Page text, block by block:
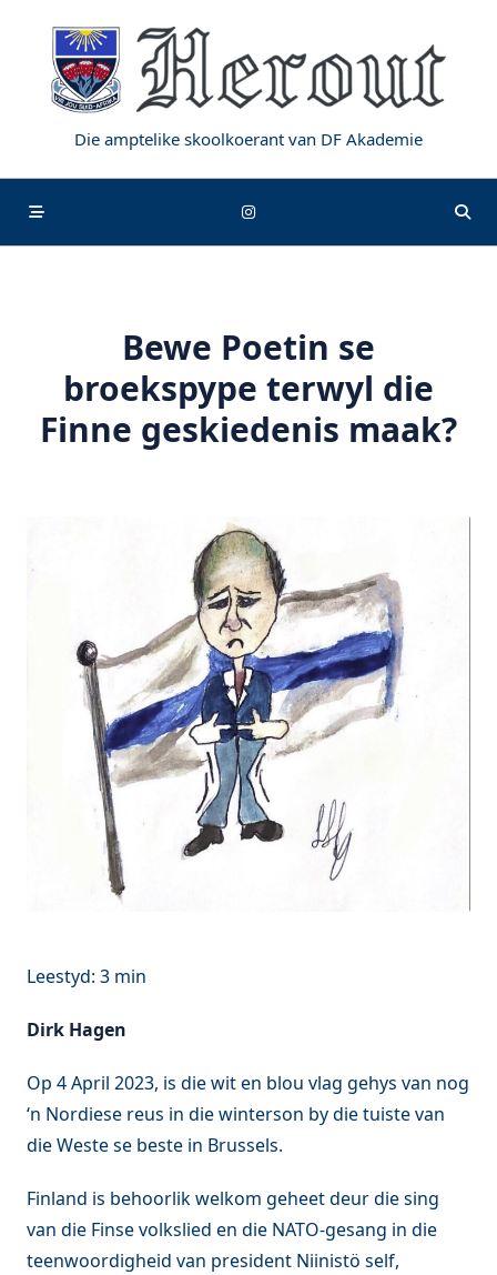
content
Die amptelike skoolkoerant van DF Akademie
Bewe Poetin se
broekspype terwyl die
Finne geskiedenis maak?
Dirk Hagen
Op 4 April 2023, is die wit en blou vlag gehys van nog
‘n Nordiese reus in die winterson by die tuiste van
die Weste se beste in Brussels.
Finland is behoorlik welkom geheet deur die sing
van die Finse volkslied en die NATO-gesang in die
teenwoordigheid van president Niinistö self,